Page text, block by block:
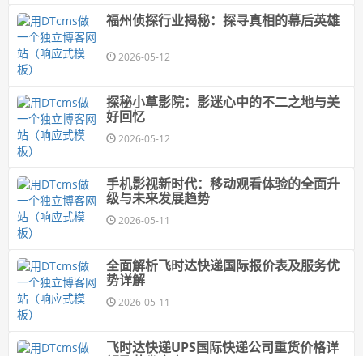
福州侦探行业揭秘：探寻真相的幕后英雄
2026-05-12
探秘小草影院：影迷心中的不二之地与美
好回忆
2026-05-12
手机影视新时代：移动观看体验的全面升
级与未来发展趋势
2026-05-11
全面解析飞时达快递国际报价表及服务优
势详解
2026-05-11
飞时达快递UPS国际快递公司重货价格详